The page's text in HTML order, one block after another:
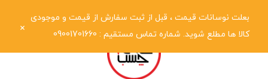
بعلت نوسانات قیمت ، قبل از ثبت سفارش از قیمت و موجودی
کالا ها مطلع شوید. شماره تماس مستقیم : 09001701660